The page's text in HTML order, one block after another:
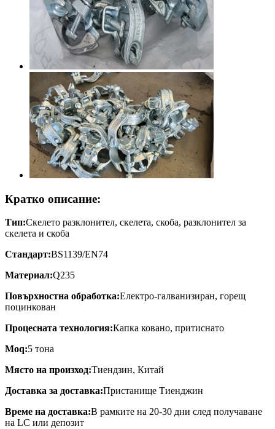
Кратко описание:
Тип:Скелето разклонител, скелета, скоба, разклонител за
скелета и скоба
Стандарт:BS1139/EN74
Материал:Q235
Повърхностна обработка:Електро-галванизиран, горещ
поцинкован
Процесната технология:Капка ковано, притиснато
Moq:5 тона
Място на произход:Тиендзин, Китай
Доставка за доставка:Пристанище Тиенджин
Време на доставка:В рамките на 20-30 дни след получаване
на LC или депозит